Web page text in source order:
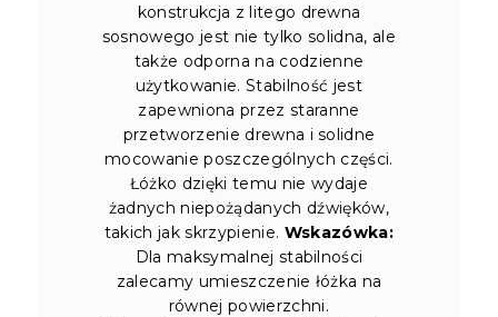
konstrukcja z litego drewna
sosnowego jest nie tylko solidna, ale
także odporna na codzienne
użytkowanie. Stabilność jest
zapewniona przez staranne
przetworzenie drewna i solidne
mocowanie poszczególnych części.
Łóżko dzięki temu nie wydaje
żadnych niepożądanych dźwięków,
takich jak skrzypienie. Wskazówka:
Dla maksymalnej stabilności
zalecamy umieszczenie łóżka na
równej powierzchni.